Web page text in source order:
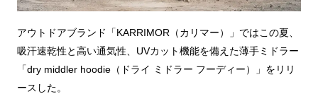
アウトドアブランド「KARRIMOR（カリマー）」ではこの夏、
吸汗速乾性と高い通気性、UVカット機能を備えた薄手ミドラー
「dry middler hoodie（ドライ ミドラー フーディー）」をリリ
ースした。